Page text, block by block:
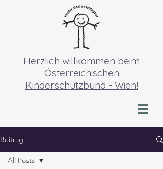
Herzlich willkommen beim
Österreichischen
Kinderschutzbund - Wien!
Beitrag
All Posts